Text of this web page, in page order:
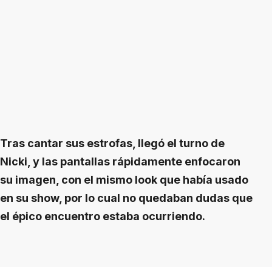
Tras cantar sus estrofas, llegó el turno de
Nicki, y las pantallas rápidamente enfocaron
su imagen, con el mismo look que había usado
en su show, por lo cual no quedaban dudas que
el épico encuentro estaba ocurriendo.